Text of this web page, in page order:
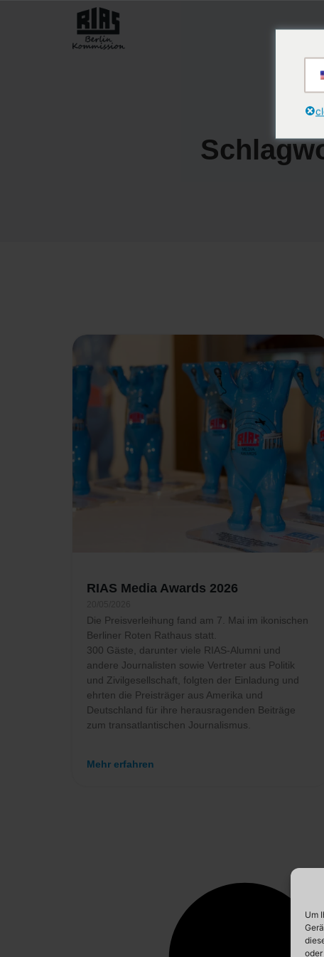
Um
RIAS Media Awards 2026
Die Preisverleihung fand am 7. Mai im ikonischen
Berliner Roten Rathaus statt.
300 Gäste, darunter viele RIAS-Alumni und
andere Journalisten sowie Vertreter aus Politik
und Zivilgesellschaft, folgten der Einladung und
ehrten die Preisträger aus Amerika und
Deutschland für ihre herausragenden Beiträge
zum transatlantischen Journalismus.
Mehr erfahren